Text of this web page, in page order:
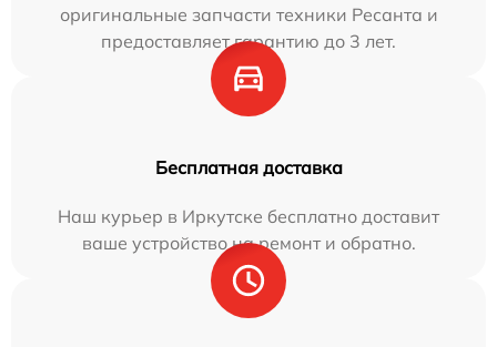
оригинальные запчасти техники Ресанта и
предоставляет гарантию до 3 лет.
Бесплатная доставка
Наш курьер в Иркутске бесплатно доставит
ваше устройство на ремонт и обратно.